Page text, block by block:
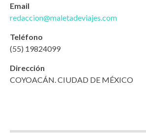
Email
redaccion@maletadeviajes.com
Teléfono
(55) 19824099
Dirección
COYOACÁN. CIUDAD DE MÉXICO